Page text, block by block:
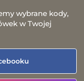
wybrane kody,
w Twojej